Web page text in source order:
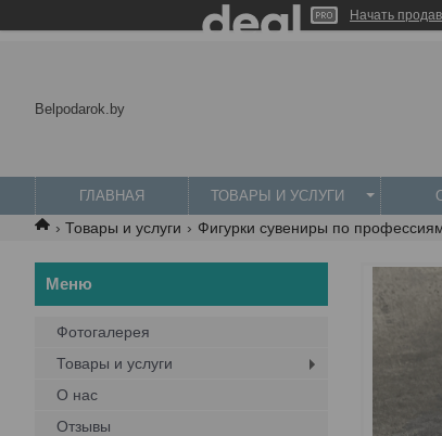
Начать
Belpodarok.by
ГЛАВНАЯ ТОВАРЫ И УСЛУГИ
Товары и услуги Фигурки сувениры по
Фотогалерея
Товары и услуги
О нас
Отзывы